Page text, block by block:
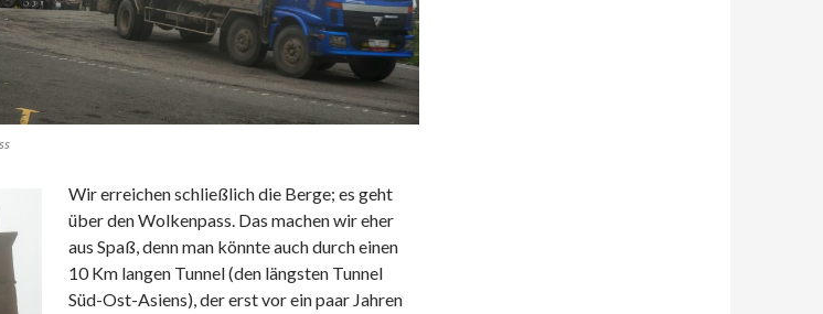
Wir erreichen schließlich die Berge; es geht
über den Wolkenpass. Das machen wir eher
aus Spaß, denn man könnte auch durch einen
10 Km langen Tunnel (den längsten Tunnel
Süd-Ost-Asiens), der erst vor ein paar Jahren